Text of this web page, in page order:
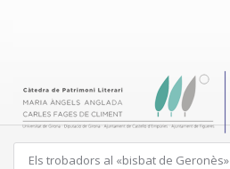
Els trobadors al «bisbat de Geronès»